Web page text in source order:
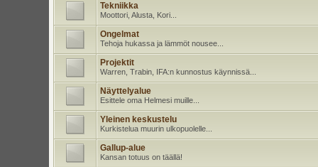
Tekniikka
Moottori, Alusta, Kori...
Ongelmat
Tehoja hukassa ja lämmöt nousee...
Projektit
Warren, Trabin, IFA:n kunnostus käynnissä...
Näyttelyalue
Esittele oma Helmesi muille...
Yleinen keskustelu
Kurkistelua muurin ulkopuolelle...
Gallup-alue
Kansan totuus on täällä!